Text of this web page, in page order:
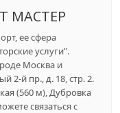
МАСТЕР
ее сфера
услуги".
Москва и
2-й пр., д. 18, стр. 2.
(560 м), Дубровка
связаться с